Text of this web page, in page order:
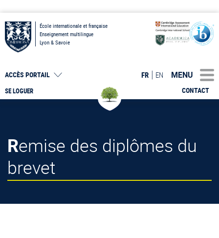
École internationale et française
Enseignement multilingue
Lyon & Savoie
SE LOGUER
ACCÈS PORTAIL
CONTACT
FR EN MENU
Remise des diplômes du
brevet